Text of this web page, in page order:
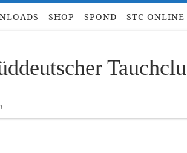
SHOP SPOND STC-ONLINE